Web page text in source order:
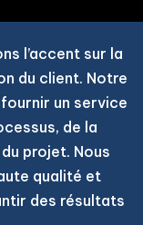
l’accent sur la
du client. Notre
un service
de la
projet. Nous
qualité et
des résultats